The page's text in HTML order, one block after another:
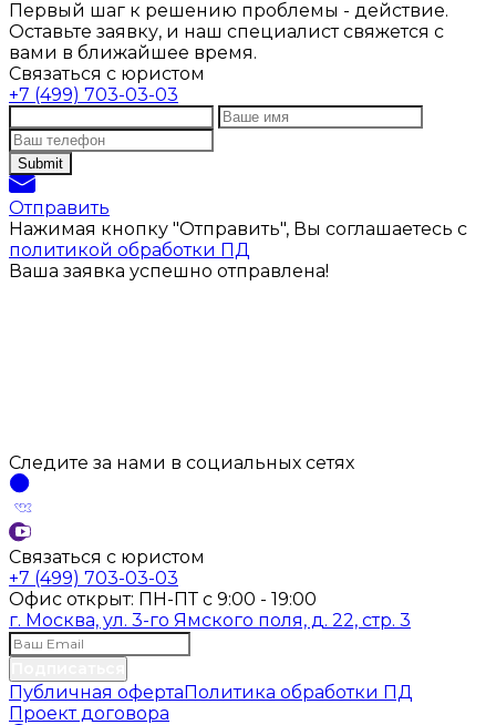
Первый шаг к решению проблемы - действие.
Оставьте заявку, и наш специалист свяжется с
вами в ближайшее время.
Связаться с юристом
+7 (499) 703-03-03
Отправить
Нажимая кнопку "Отправить", Вы соглашаетесь с
политикой обработки ПД
Ваша заявка успешно отправлена!
Следите за нами в социальных сетях
Связаться с юристом
+7 (499) 703-03-03
Офис открыт: ПН-ПТ с 9:00 - 19:00
г. Москва, ул. 3-го Ямского поля, д. 22, стр. 3
Публичная офертаПолитика обработки ПД
Проект договора